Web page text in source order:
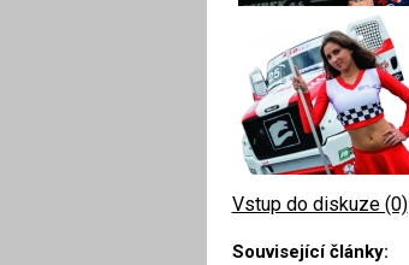
Vstup do diskuze (0)
Související články: